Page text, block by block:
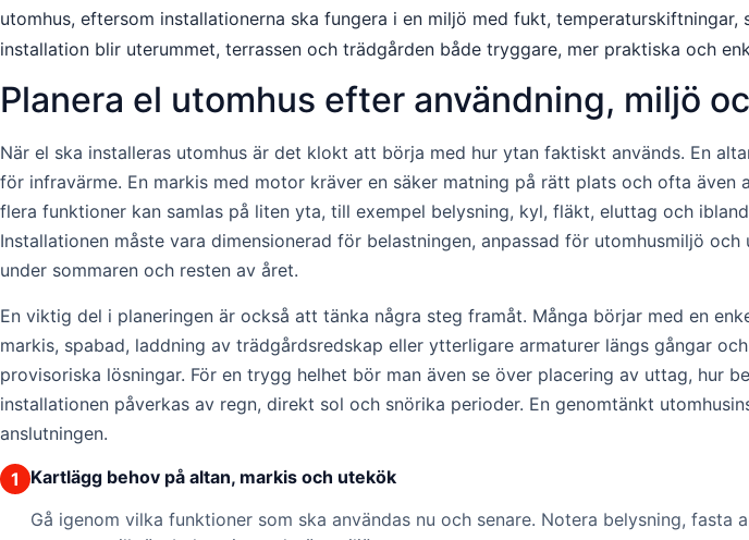
utomhus, eftersom installationerna ska fungera i en miljö med fukt,
installation blir uterummet, terrassen och trädgården både tryggare, mer praktiska och
Planera el utomhus efter användning, miljö
När el ska installeras utomhus är det klokt att börja med hur ytan faktiskt används. En
för infravärme. En markis med motor kräver en säker matning på rätt plats och ofta
flera funktioner kan samlas på liten yta, till exempel belysning, kyl, fläkt, eluttag och
Installationen måste vara dimensionerad för belastningen, anpassad för utomhusmiljö
under sommaren och resten av året.
En viktig del i planeringen är också att tänka några steg framåt. Många börjar med en
markis, spabad, laddning av trädgårdsredskap eller ytterligare armaturer längs gångar
provisoriska lösningar. För en trygg helhet bör man även se över placering av uttag, hur
installationen påverkas av regn, direkt sol och snörika perioder. En genomtänkt
anslutningen.
1
Kartlägg behov på altan, markis och utekök
Gå igenom vilka funktioner som ska användas nu och senare. Notera belysning,